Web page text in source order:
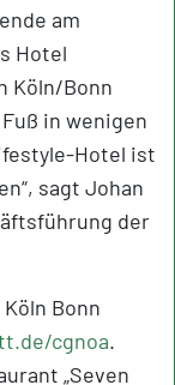
am
Hotel
Köln/Bonn
in wenigen
Hotel ist
sagt Johan
der
Bonn
cgnoa.
„Seven